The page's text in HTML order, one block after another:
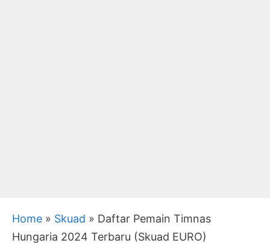
Home » Skuad » Daftar Pemain Timnas
Hungaria 2024 Terbaru (Skuad EURO)